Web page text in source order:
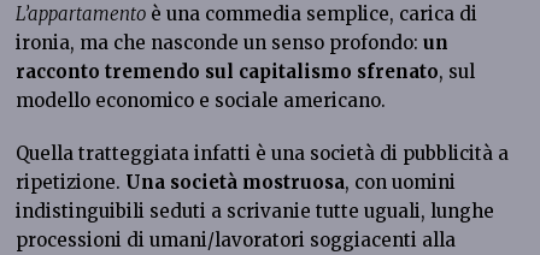
L’appartamento è una commedia semplice, carica di
ironia, ma che nasconde un senso profondo:un
racconto tremendo sul capitalismo sfrenato, sul
modello economico e sociale americano.
Quella tratteggiata infatti è una società di pubblicità a
ripetizione. Una società mostruosa, con uomini
indistinguibili seduti a scrivanie tutte uguali, lunghe
processioni di umani/lavoratori soggiacenti alla